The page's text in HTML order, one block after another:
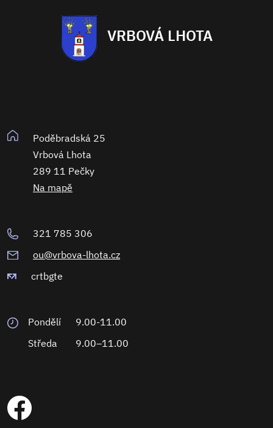
VRBOVÁ LHOTA
Poděbradská 25
Vrbová Lhota
289 11 Pečky
Na mapě
321 785 306
ou@vrbova-lhota.cz
crtbgte
Pondělí
9.00-11.00
Středa
9.00–11.00